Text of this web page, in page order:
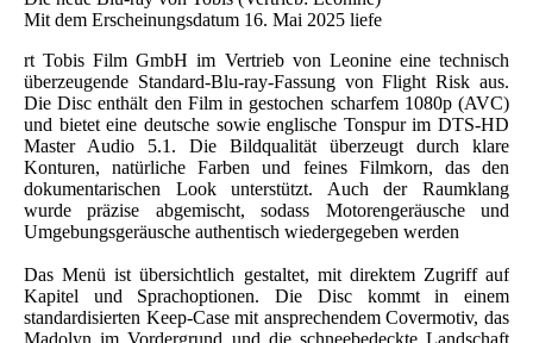
Mit dem Erscheinungsdatum 16. Mai 2025 liefe
rt Tobis Film GmbH im Vertrieb von Leonine eine technisch
überzeugende Standard-Blu-ray-Fassung von Flight Risk aus.
Die Disc enthält den Film in gestochen scharfem 1080p (AVC)
und bietet eine deutsche sowie englische Tonspur im DTS-HD
Master Audio 5.1. Die Bildqualität überzeugt durch klare
Konturen, natürliche Farben und feines Filmkorn, das den
dokumentarischen Look unterstützt. Auch der Raumklang
wurde präzise abgemischt, sodass Motorengeräusche und
Umgebungsgeräusche authentisch wiedergegeben werden
Das Menü ist übersichtlich gestaltet, mit direktem Zugriff auf
Kapitel und Sprachoptionen. Die Disc kommt in einem
standardisierten Keep-Case mit ansprechendem Covermotiv, das